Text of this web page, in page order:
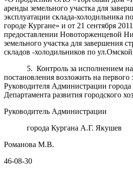
аренды земельного участка для
эксплуатации склада-холодильника
городе Кургане» и от 21 сентября
предоставлении Новоторженцевой
земельного участка для завершения
складов -холодильников по
5. Контроль за исполнением
постановления возложить на первого
Руководителя Администрации города
Департамента развития городского
Руководитель Администрации
города Кургана А.Г. Якушев
Романова М.В.
46-08-30